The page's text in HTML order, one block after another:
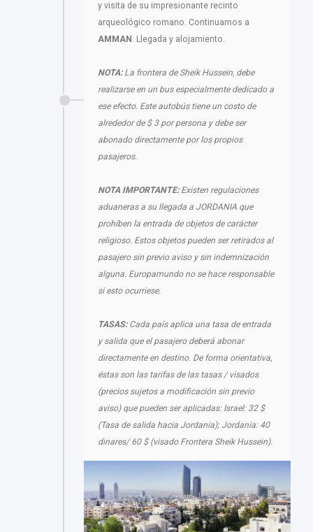
y visita de su impresionante recinto
arqueológico romano. Continuamos a
AMMAN . Llegada y alojamiento.
NOTA:La frontera de Sheik Hussein, debe
realizarse en un bus especialmente dedicado a
ese efecto. Este autobús tiene un costo de
alrededor de $ 3 por persona y debe ser
abonado directamente por los propios
pasajeros.
NOTA IMPORTANTE: Existen regulaciones
aduaneras a su llegada a JORDANIA que
prohíben la entrada de objetos de carácter
religioso. Estos objetos pueden ser retirados al
pasajero sin previo aviso y sin indemnización
alguna. Europamundo no se hace responsable
si esto ocurriese.
TASAS:Cada país aplica una tasa de entrada
y salida que el pasajero deberá abonar
directamente en destino. De forma orientativa,
éstas son las tarifas de las tasas / visados
(precios sujetos a modificación sin previo
aviso) que pueden ser aplicadas: Israel: 32 $
(Tasa de salida hacia Jordania); Jordania: 40
dinares/ 60 $ (visado Frontera Sheik Hussein).